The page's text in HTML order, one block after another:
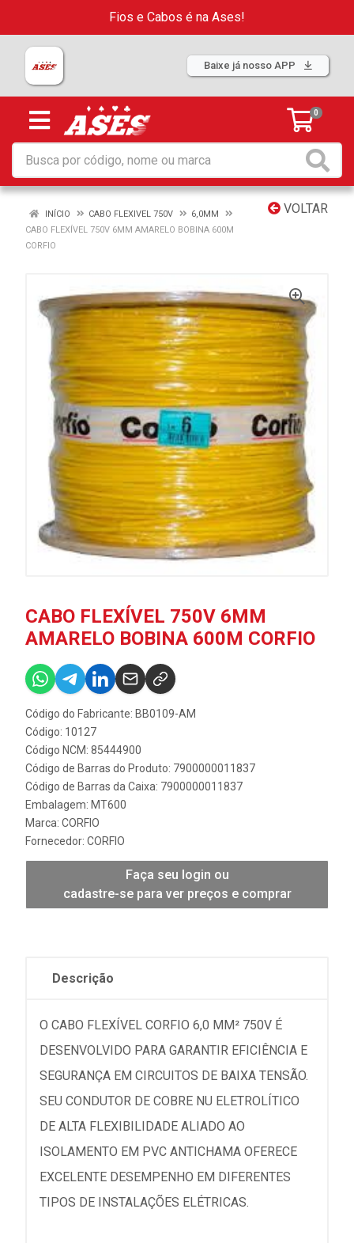
Fios e Cabos é na Ases!
Baixe já nosso APP
0
VOLTAR
INÍCIO CABO FLEXIVEL 750V
6,0MM
CABO FLEXÍVEL 750V 6MM AMARELO BOBINA 600M
CORFIO
CABO FLEXÍVEL 750V 6MM
AMARELO BOBINA 600M CORFIO
Código do Fabricante: BB0109-AM
Código: 10127
Código NCM: 85444900
Código de Barras do Produto: 7900000011837
Código de Barras da Caixa: 7900000011837
Embalagem: MT600
Marca: CORFIO
Fornecedor: CORFIO
Faça seu login ou
cadastre-se para ver preços e comprar
Descrição
O CABO FLEXÍVEL CORFIO 6,0 MM² 750V É
DESENVOLVIDO PARA GARANTIR EFICIÊNCIA E
SEGURANÇA EM CIRCUITOS DE BAIXA TENSÃO.
SEU CONDUTOR DE COBRE NU ELETROLÍTICO
DE ALTA FLEXIBILIDADE ALIADO AO
ISOLAMENTO EM PVC ANTICHAMA OFERECE
EXCELENTE DESEMPENHO EM DIFERENTES
TIPOS DE INSTALAÇÕES ELÉTRICAS.